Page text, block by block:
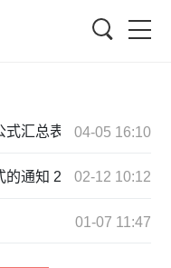
汇总表 2011年-2015年
04-05 16:10
通知 2013.png02-12 10:12
01-07 11:47